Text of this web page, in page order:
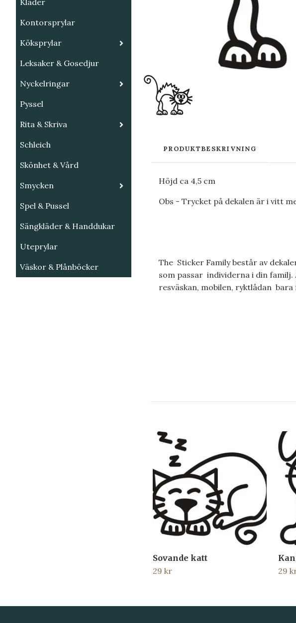
Kläder
Kontorsprylar
Köksprylar
Leksaker & Gosedjur
Nyckelringar
Pyssel
Rita & Skriva
Schleich
Skönhet & Vård
Smycken
Spel & Pussel
Sängkläder & Handdukar
Uteprylar
Väskor & Plånböcker
PRODUKTBESKRIVNING
Höjd ca 4,5 cm
Obs - Trycket på dekalen är i vitt
The Sticker Family består av
som passar individerna i din
resväskan, mobilen, ryktlådan
Sovande katt
29 kr
29